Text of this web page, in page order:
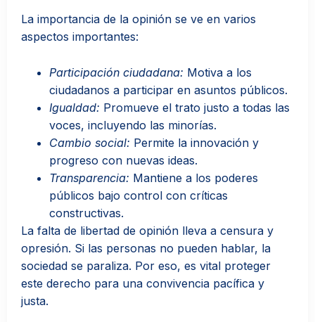
La importancia de la opinión se ve en varios
aspectos importantes:
Participación ciudadana: Motiva a los
ciudadanos a participar en asuntos públicos.
Igualdad: Promueve el trato justo a todas las
voces, incluyendo las minorías.
Cambio social: Permite la innovación y
progreso con nuevas ideas.
Transparencia: Mantiene a los poderes
públicos bajo control con críticas
constructivas.
La falta de libertad de opinión lleva a censura y
opresión. Si las personas no pueden hablar, la
sociedad se paraliza. Por eso, es vital proteger
este derecho para una convivencia pacífica y
justa.